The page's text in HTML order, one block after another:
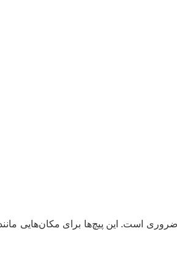
ضروری است. این پیچ‌ها برای مکان‌هایی